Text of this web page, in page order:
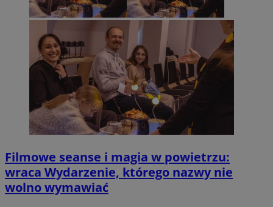
Filmowe seanse i magia w powietrzu:
wraca Wydarzenie, którego nazwy nie
wolno wymawiać